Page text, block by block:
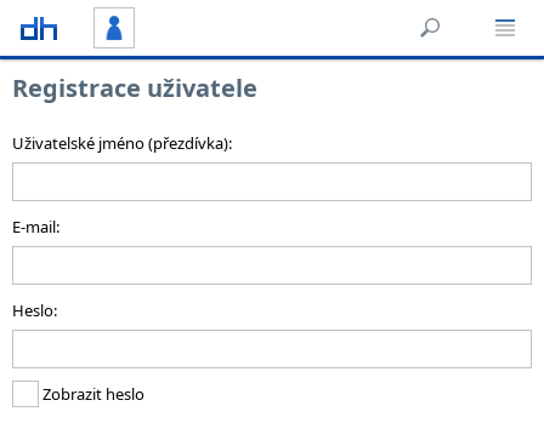
Registrace uživatele
Uživatelské jméno (přezdívka):
E-mail:
Heslo:
Zobrazit heslo